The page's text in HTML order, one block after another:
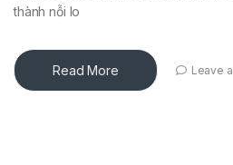
thành nỗi lo
Read More Leave